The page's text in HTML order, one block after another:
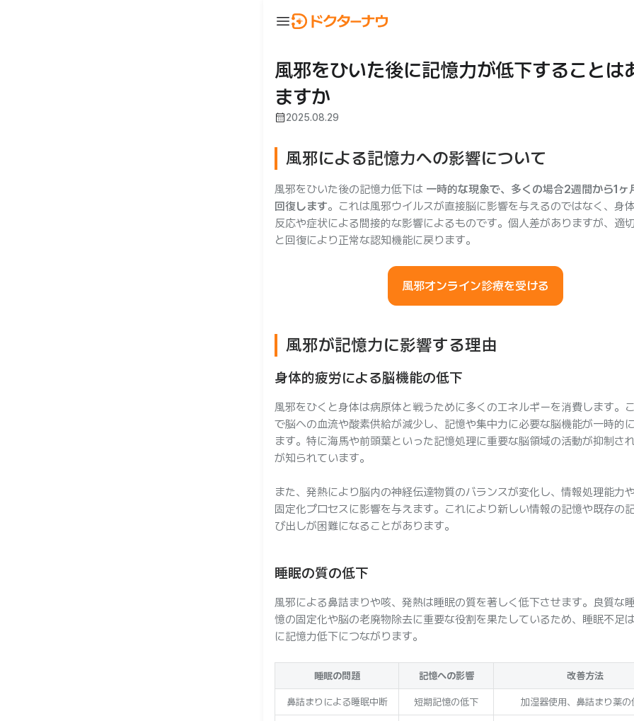
menu
風邪をひいた後に記憶力が低下することは
ますか
calendar_month2025.08.29
風邪による記憶力への影響について
風邪をひいた後の記憶力低下は 一時的な現象で、多くの場合2週間から1ヶ
回復します。これは風邪ウイルスが直接脳に影響を与えるのではなく、身
反応や症状による間接的な影響によるものです。個人差がありますが、適
と回復により正常な認知機能に戻ります。
風邪オンライン診療を受ける
風邪が記憶力に影響する理由
身体的疲労による脳機能の低下
風邪をひくと身体は病原体と戦うために多くのエネルギーを消費します。
で脳への血流や酸素供給が減少し、記憶や集中力に必要な脳機能が一時的
ます。特に海馬や前頭葉といった記憶処理に重要な脳領域の活動が抑制さ
が知られています。
また、発熱により脳内の神経伝達物質のバランスが変化し、情報処理能力
固定化プロセスに影響を与えます。これにより新しい情報の記憶や既存の
び出しが困難になることがあります。
睡眠の質の低下
風邪による鼻詰まりや咳、発熱は睡眠の質を著しく低下させます。良質な
憶の固定化や脳の老廃物除去に重要な役割を果たしているため、睡眠不足
に記憶力低下につながります。
睡眠の問題 記憶への影響 改善方法
鼻詰まりによる睡眠中断 短期記憶の低下 加湿器使用、鼻詰まり薬の